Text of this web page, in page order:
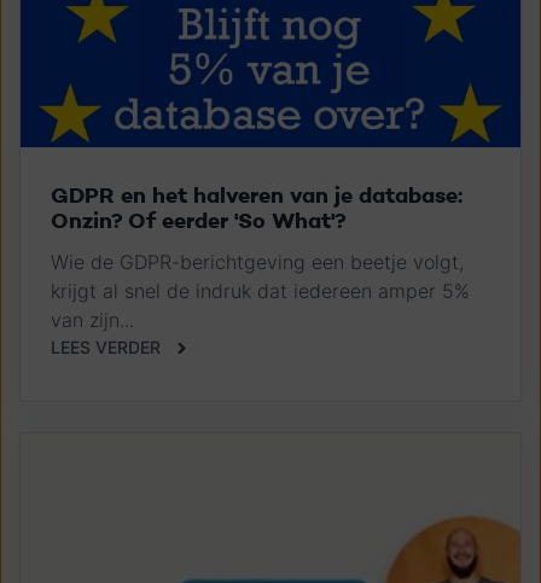
GDPR en het halveren van je database:
Onzin? Of eerder 'So What'?
Wie de GDPR-berichtgeving een beetje volgt,
krijgt al snel de indruk dat iedereen amper 5%
van zijn...
LEES VERDER